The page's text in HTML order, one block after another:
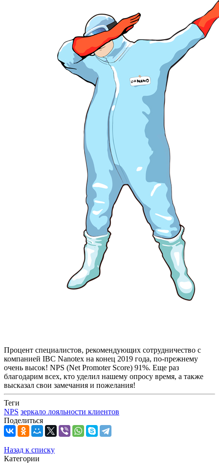
Процент специалистов, рекомендующих сотрудничество с
компанией IBC Nanotex на конец 2019 года, по-прежнему
очень высок! NPS (Net Promoter Score) 91%. Еще раз
благодарим всех, кто уделил нашему опросу время, а также
высказал свои замечания и пожелания!
Теги
NPS зеркало лояльности клиентов
Поделиться
Назад к списку
Категории